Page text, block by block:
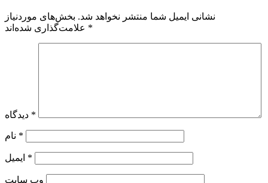
نشانی ایمیل شما منتشر نخواهد شد. بخش‌های موردنیاز
*
*
*
*
وب‌ سایت